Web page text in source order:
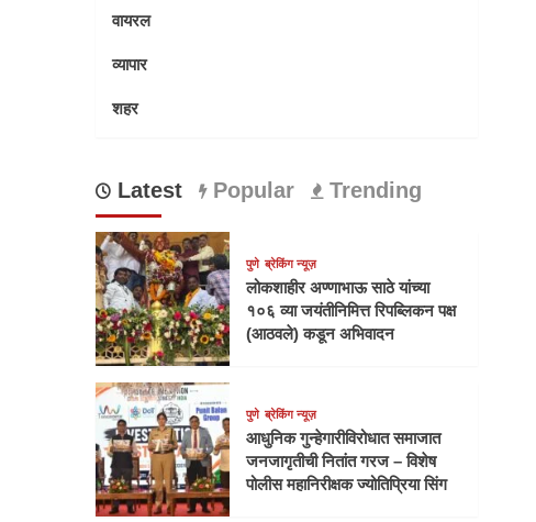
वायरल
व्यापार
शहर
Latest Popular Trending
पुणे ब्रेकिंग न्यूज़
लोकशाहीर अण्णाभाऊ साठे यांच्या
१०६ व्या जयंतीनिमित्त रिपब्लिकन पक्ष
(आठवले) कडून अभिवादन
पुणे ब्रेकिंग न्यूज़
आधुनिक गुन्हेगारीविरोधात समाजात
जनजागृतीची नितांत गरज – विशेष
पोलीस महानिरीक्षक ज्योतिप्रिया सिंग